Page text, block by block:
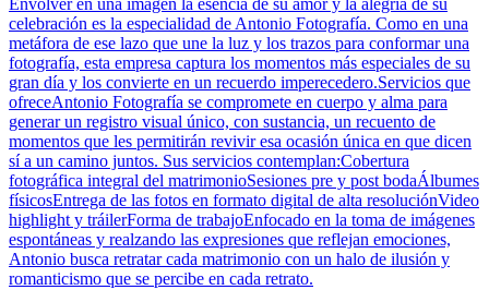
Envolver en una imagen la esencia de su amor y la alegría de su
celebración es la especialidad de Antonio Fotografía. Como en una
metáfora de ese lazo que une la luz y los trazos para conformar una
fotografía, esta empresa captura los momentos más especiales de su
gran día y los convierte en un recuerdo imperecedero.Servicios que
ofreceAntonio Fotografía se compromete en cuerpo y alma para
generar un registro visual único, con sustancia, un recuento de
momentos que les permitirán revivir esa ocasión única en que dicen
sí a un camino juntos. Sus servicios contemplan:Cobertura
fotográfica integral del matrimonioSesiones pre y post bodaÁlbumes
físicosEntrega de las fotos en formato digital de alta resoluciónVideo
highlight y tráilerForma de trabajoEnfocado en la toma de imágenes
espontáneas y realzando las expresiones que reflejan emociones,
Antonio busca retratar cada matrimonio con un halo de ilusión y
romanticismo que se percibe en cada retrato.